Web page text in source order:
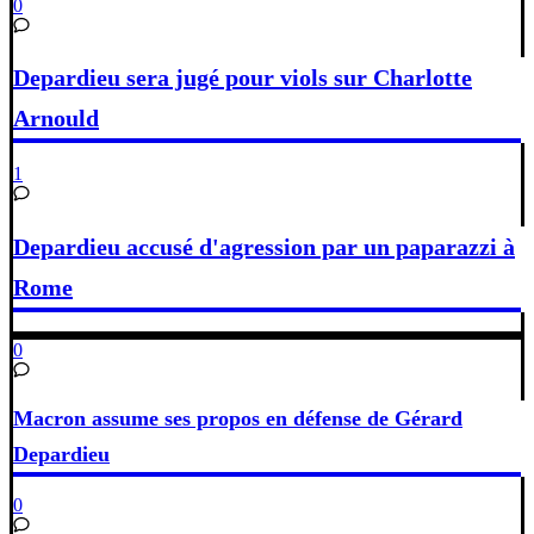
0
Depardieu sera jugé pour viols sur Charlotte
Arnould
1
Depardieu accusé d'agression par un paparazzi à
Rome
0
Macron assume ses propos en défense de Gérard
Depardieu
0